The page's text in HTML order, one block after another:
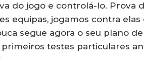
do jogo e controlá-lo. Prova
equipas, jogamos contra elas
segue agora o seu plano
testes particulares